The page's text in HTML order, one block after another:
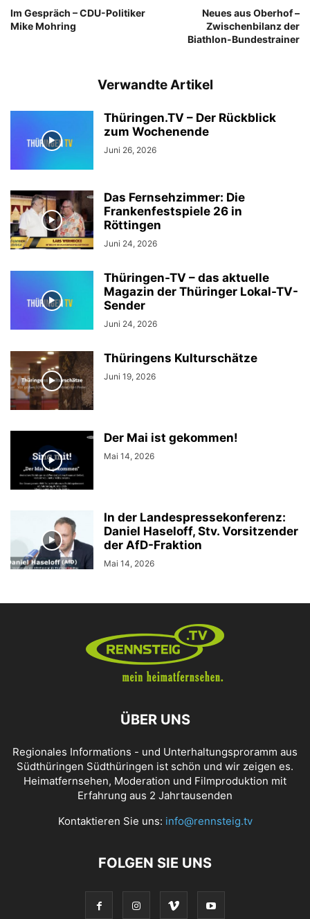
Im Gespräch – CDU-Politiker
Mike Mohring
Neues aus Oberhof –
Zwischenbilanz der
Biathlon-Bundestrainer
Verwandte Artikel
Thüringen.TV – Der Rückblick
zum Wochenende
Juni 26, 2026
Das Fernsehzimmer: Die
Frankenfestspiele 26 in
Röttingen
Juni 24, 2026
Thüringen-TV – das aktuelle
Magazin der Thüringer Lokal-TV-
Sender
Juni 24, 2026
Thüringens Kulturschätze
Juni 19, 2026
Der Mai ist gekommen!
Mai 14, 2026
In der Landespressekonferenz:
Daniel Haseloff, Stv. Vorsitzender
der AfD-Fraktion
Mai 14, 2026
ÜBER UNS
Regionales Informations - und Unterhaltungsproramm aus
Südthüringen Südthüringen ist schön und wir zeigen es.
Heimatfernsehen, Moderation und Filmproduktion mit
Erfahrung aus 2 Jahrtausenden
Kontaktieren Sie uns: info@rennsteig.tv
FOLGEN SIE UNS